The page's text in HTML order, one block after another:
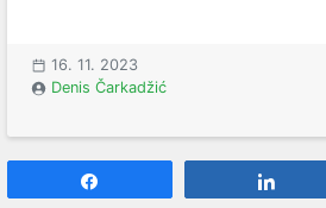
16. 11. 2023
Denis Čarkadžić